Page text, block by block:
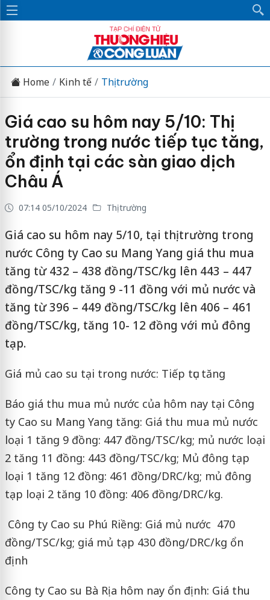
Home Kinh tế Thị trường
Giá cao su hôm nay 5/10: Thị
trường trong nước tiếp tục tăng,
ổn định tại các sàn giao dịch
Châu Á
07:14 05/10/2024 Thị trường
Giá cao su hôm nay 5/10, tại thị trường trong
nước Công ty Cao su Mang Yang giá thu mua
tăng từ 432 – 438 đồng/TSC/kg lên 443 – 447
đồng/TSC/kg tăng 9 -11 đồng với mủ nước và
tăng từ 396 – 449 đồng/TSC/kg lên 406 – 461
đồng/TSC/kg, tăng 10- 12 đồng với mủ đông
tạp.
Giá mủ cao su tại trong nước: Tiếp tục tăng
Báo giá thu mua mủ nước của hôm nay tại Công
ty Cao su Mang Yang tăng: Giá thu mua mủ nước
loại 1 tăng 9 đồng: 447 đồng/TSC/kg; mủ nước loại
2 tăng 11 đồng: 443 đồng/TSC/kg; Mủ đông tạp
loại 1 tăng 12 đồng: 461 đồng/DRC/kg; mủ đông
tạp loại 2 tăng 10 đồng: 406 đồng/DRC/kg.
Công ty Cao su Phú Riềng: Giá mủ nước 470
đồng/TSC/kg; giá mủ tạp 430 đồng/DRC/kg ổn
định
Công ty Cao su Bà Rịa hôm nay ổn định: Giá thu